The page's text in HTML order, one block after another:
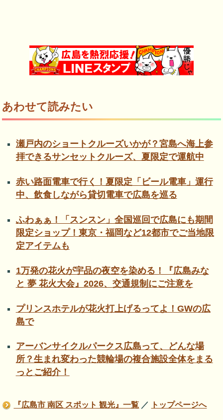
あわせて読みたい
瀬戸内のショートクルーズいかが？宮島へ海上参
拝できるサンセットクルーズ、夏限定で運航中
赤い路面電車で行く！夏限定「ビール電車」運行
中、飲食しながら貸切電車で広島を巡る
ふわぁぁ！「スンスン」全国巡回で広島にも期間
限定ショップ！東京・福岡など12都市でご当地限
定アイテムも
1万発の花火が宇品の夜空を染める！『広島みな
と 夢 花火大会』2026、交通規制にご注意を
プリンスホテルが花火打上げるってよ！GWの広
島で
アーバンサイクルパークス広島って、どんな場
所？生まれ変わった競輪場の複合施設全体をまる
っとご紹介！
『広島市 南区 スポット 観光』一覧 ／ トップページへ